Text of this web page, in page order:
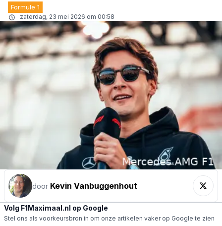
Formule 1
zaterdag, 23 mei 2026 om 00:58
door Kevin Vanbuggenhout
Volg F1Maximaal.nl op Google
Stel ons als voorkeursbron in om onze artikelen vaker op Google te zien